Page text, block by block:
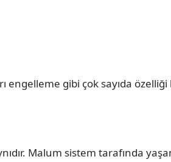
gibi çok sayıda özelliği
Malum sistem tarafında